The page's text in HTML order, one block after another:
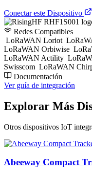
Conectar este Dispositivo
Redes Compatibles
LoRaWAN Loriot
LoRaWAN Orbiwise
LoRaWAN Actility
Swisscom LoRaWAN
Documentación
Ver guía de integración
Explorar Más
Otros dispositivos IoT
Abeeway Compact